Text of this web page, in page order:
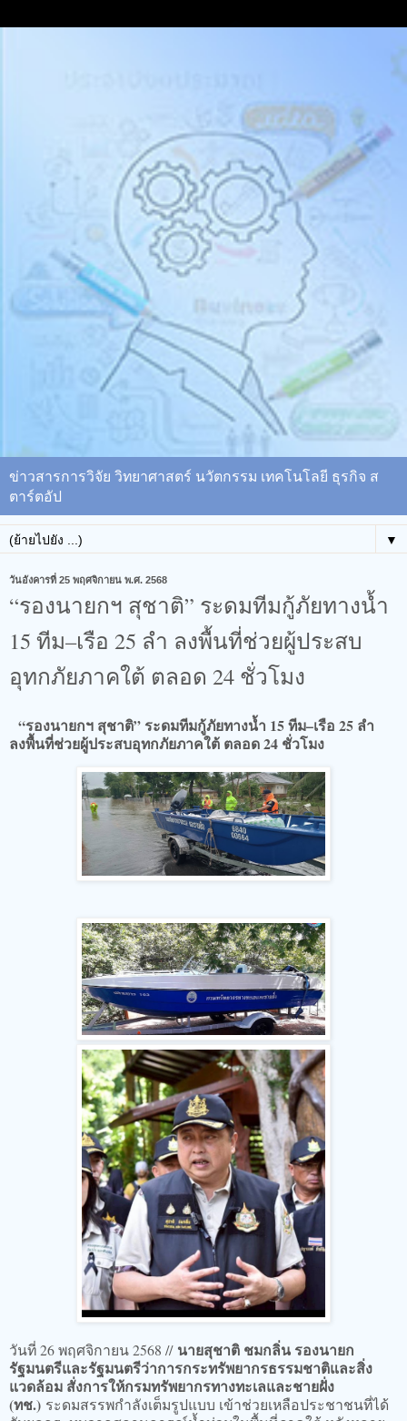
ข่าวสารการวิจัย วิทยาศาสตร์ นวัตกรรม เทคโนโลยี ธุรกิจ ส
ตาร์ตอัป
▼
วันอังคารที่ 25 พฤศจิกายน พ.ศ. 2568
“รองนายกฯ สุชาติ” ระดมทีมกู้ภัยทางน้ำ
15 ทีม–เรือ 25 ลำ ลงพื้นที่ช่วยผู้ประสบ
อุทกภัยภาคใต้ ตลอด 24 ชั่วโมง
“รองนายกฯ สุชาติ” ระดมทีมกู้ภัยทางน้ำ 15 ทีม–เรือ 25 ลำ
ลงพื้นที่ช่วยผู้ประสบอุทกภัยภาคใต้ ตลอด 24 ชั่วโมง
วันที่ 26 พฤศจิกายน 2568 // นายสุชาติ ชมกลิ่น รองนายก
รัฐมนตรีและรัฐมนตรีว่าการกระทรัพยากรธรรมชาติและสิ่ง
แวดล้อม สั่งการให้กรมทรัพยากรทางทะเลและชายฝั่ง
(ทช.) ระดมสรรพกำลังเต็มรูปแบบ เข้าช่วยเหลือประชาชนที่ได้